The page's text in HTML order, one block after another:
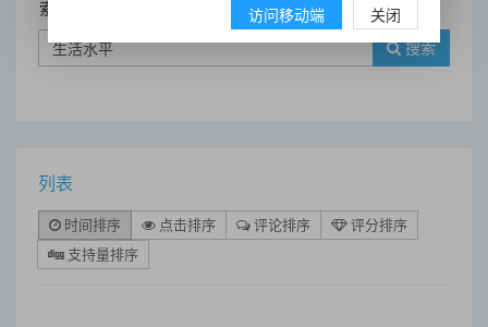
索
搜索
列表
时间排序 点击排序 评论排序
评分排序
支持量排序
访问移动端 关闭